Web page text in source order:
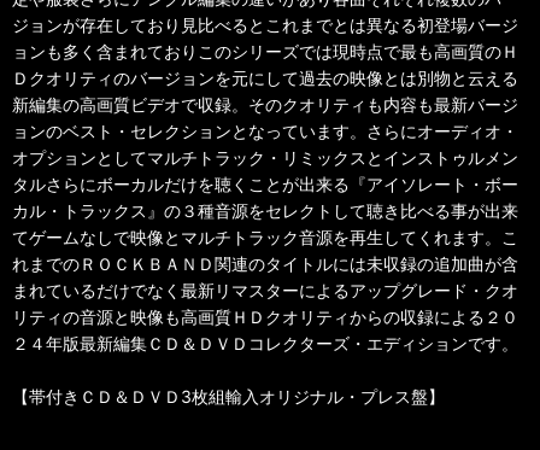
ジョンが存在しており見比べるとこれまでとは異なる初登場バージ
ョンも多く含まれておりこのシリーズでは現時点で最も高画質のＨ
Ｄクオリティのバージョンを元にして過去の映像とは別物と云える
新編集の高画質ビデオで収録。そのクオリティも内容も最新バージ
ョンのベスト・セレクションとなっています。さらにオーディオ・
オプションとしてマルチトラック・リミックスとインストゥルメン
タルさらにボーカルだけを聴くことが出来る『アイソレート・ボー
カル・トラックス』の３種音源をセレクトして聴き比べる事が出来
てゲームなしで映像とマルチトラック音源を再生してくれます。こ
れまでのＲＯＣＫＢＡＮＤ関連のタイトルには未収録の追加曲が含
まれているだけでなく最新リマスターによるアップグレード・クオ
リティの音源と映像も高画質ＨＤクオリティからの収録による２０
２４年版最新編集ＣＤ＆ＤＶＤコレクターズ・エディションです。
【帯付きＣＤ＆ＤＶＤ3枚組輸入オリジナル・プレス盤】